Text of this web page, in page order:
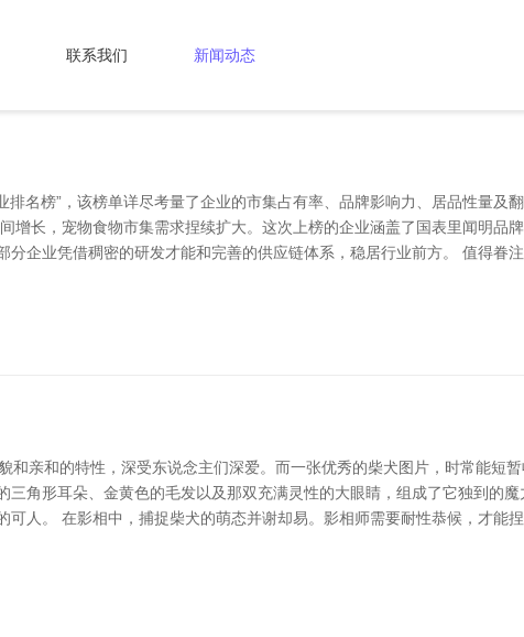
联系我们 新闻动态
名榜”，该榜单详尽考量了企业的市集占有率、品牌影响力、居品性量及
长，宠物食物市集需求捏续扩大。这次上榜的企业涵盖了国表里闻明品
企业凭借稠密的研发才能和完善的供应链体系，稳居行业前方。 值得眷
亲和的特性，深受东说念主们深爱。而一张优秀的柴犬图片，时常能短
角形耳朵、金黄色的毛发以及那双充满灵性的大眼睛，组成了它独到的
人。 在影相中，捕捉柴犬的萌态并谢却易。影相师需要耐性恭候，才能